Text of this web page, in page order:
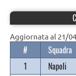
Aggiornata al 21/
# Squadra
1
Napoli